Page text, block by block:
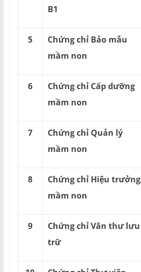
B1
5
Chứng chỉ Bảo mẫu
mầm non
6
Chứng chỉ Cấp dưỡng
mầm non
7
Chứng chỉ Quản lý
mầm non
8
Chứng chỉ Hiệu trưởng
mầm non
9
Chứng chỉ Văn thư lưu
trữ